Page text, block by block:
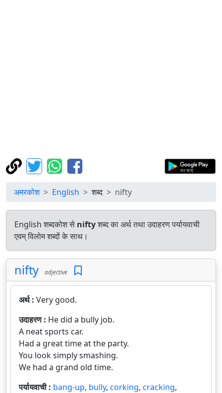
अमरकोश English शब्द nifty
English शब्दकोश से niftyशब्द का अर्थ तथा उदाहरण पर्यायवाची
एवम् विलोम शब्दों के साथ।
nifty adjective
अर्थ : Very good.
उदाहरण : He did a bully job.
A neat sports car.
Had a great time at the party.
You look simply smashing.
We had a grand old time.
पर्यायवाची : bang-up, bully, corking, cracking,